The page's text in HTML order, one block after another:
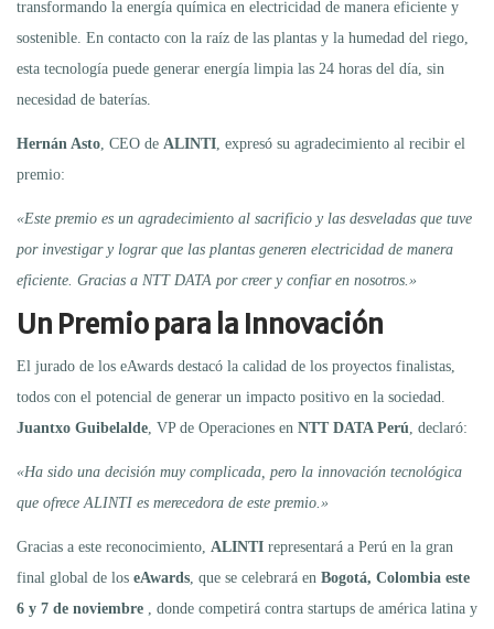
transformando la energía química en electricidad de manera eficiente y
sostenible. En contacto con la raíz de las plantas y la humedad del riego,
esta tecnología puede generar energía limpia las 24 horas del día, sin
necesidad de baterías.
Hernán Asto , CEO de ALINTI , expresó su agradecimiento al recibir el
premio:
«Este premio es un agradecimiento al sacrificio y las desveladas que tuve
por investigar y lograr que las plantas generen electricidad de manera
eficiente. Gracias a NTT DATA por creer y confiar en nosotros.»
Un Premio para la Innovación
El jurado de los eAwards destacó la calidad de los proyectos finalistas,
todos con el potencial de generar un impacto positivo en la sociedad.
Juantxo Guibelalde , VP de Operaciones en NTT DATA Perú , declaró:
«Ha sido una decisión muy complicada, pero la innovación tecnológica
que ofrece ALINTI es merecedora de este premio.»
Gracias a este reconocimiento, ALINTI representará a Perú en la gran
final global de los eAwards , que se celebrará en Bogotá, Colombia este
6 y 7 de noviembre
, donde competirá contra startups de américa latina y